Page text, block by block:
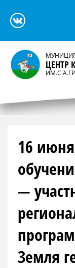
ЦЕНТР
16 июня
—
Земля